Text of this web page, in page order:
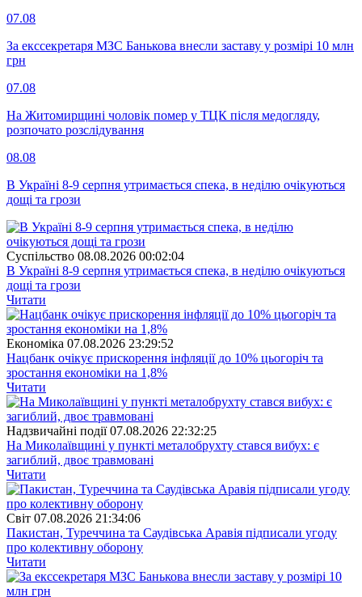
07.08
За екссекретаря МЗС Банькова внесли заставу у розмірі 10 млн
грн
07.08
На Житомирщині чоловік помер у ТЦК після медогляду,
розпочато розслідування
08.08
В Україні 8-9 серпня утримається спека, в неділю очікуються
дощі та грози
Суспiльство 08.08.2026 00:02:04
В Україні 8-9 серпня утримається спека, в неділю очікуються
дощі та грози
Читати
Економіка 07.08.2026 23:29:52
Нацбанк очікує прискорення інфляції до 10% цьогоріч та
зростання економіки на 1,8%
Читати
Надзвичайні події 07.08.2026 22:32:25
На Миколаївщині у пункті металобрухту стався вибух: є
загиблий, двоє травмовані
Читати
Свiт 07.08.2026 21:34:06
Пакистан, Туреччина та Саудівська Аравія підписали угоду
про колективну оборону
Читати